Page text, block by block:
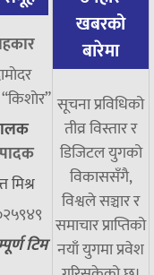
मिश्र
टिम
खबरको
बारेमा
सूचना प्रविधिको
तीव्र विस्तार र
डिजिटल युगको
विकाससँगै,
विश्वले सञ्चार र
समाचार प्राप्तिको
नयाँ युगमा प्रवेश